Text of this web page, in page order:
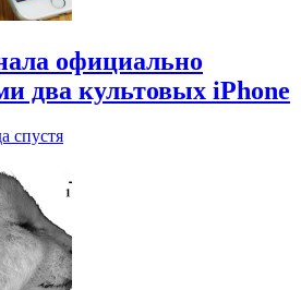
официально
два культовых iPhone
спустя